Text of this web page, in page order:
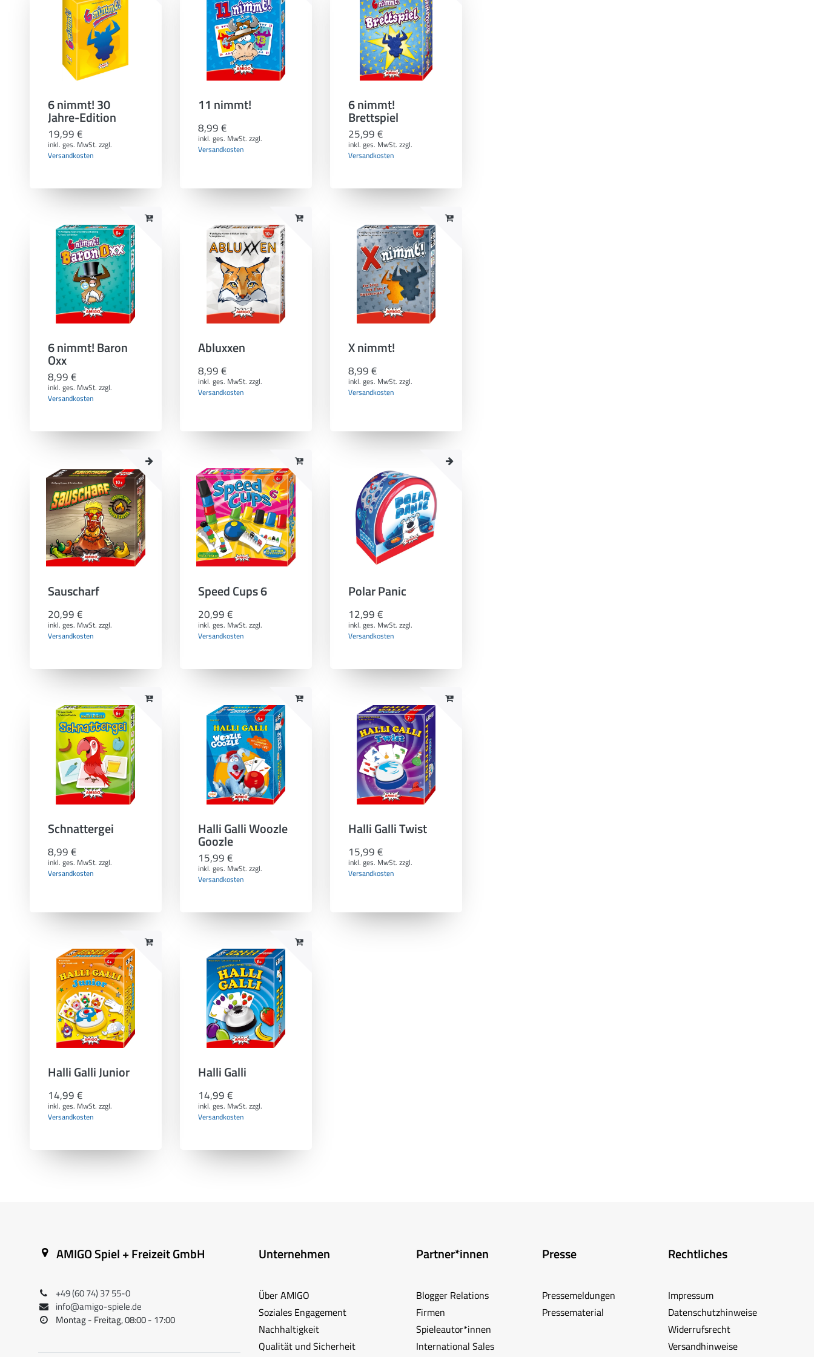
6 nimmt! 30
Jahre-Edition
19,99 €
inkl. ges. MwSt. zzgl.
Versandkosten
11 nimmt!
8,99 €
inkl. ges. MwSt. zzgl.
Versandkosten
6 nimmt!
Brettspiel
25,99 €
inkl. ges. MwSt. zzgl.
Versandkosten
6 nimmt! Baron
Oxx
8,99 €
inkl. ges. MwSt. zzgl.
Versandkosten
Abluxxen
8,99 €
inkl. ges. MwSt. zzgl.
Versandkosten
X nimmt!
8,99 €
inkl. ges. MwSt. zzgl.
Versandkosten
Sauscharf
20,99 €
inkl. ges. MwSt. zzgl.
Versandkosten
Speed Cups 6
20,99 €
inkl. ges. MwSt. zzgl.
Versandkosten
Polar Panic
12,99 €
inkl. ges. MwSt. zzgl.
Versandkosten
Schnattergei
8,99 €
inkl. ges. MwSt. zzgl.
Versandkosten
Halli Galli Woozle
Goozle
15,99 €
inkl. ges. MwSt. zzgl.
Versandkosten
Halli Galli Twist
15,99 €
inkl. ges. MwSt. zzgl.
Versandkosten
Halli Galli Junior
14,99 €
inkl. ges. MwSt. zzgl.
Versandkosten
Halli Galli
14,99 €
inkl. ges. MwSt. zzgl.
Versandkosten
AMIGO Spiel + Freizeit GmbH
+49 (60 74) 37 55-0
info@amigo-spiele.de
Montag - Freitag, 08:00 - 17:00
Unternehmen
Über AMIGO
Soziales Engagement
Nachhaltigkeit
Qualität und Sicherheit
Partner*innen
Blogger Relations
Firmen
Spieleautor*innen
International Sales
Presse
Pressemeldungen
Pressematerial
Rechtliches
Impressum
Datenschutzhinweise
Widerrufsrecht
Versandhinweise